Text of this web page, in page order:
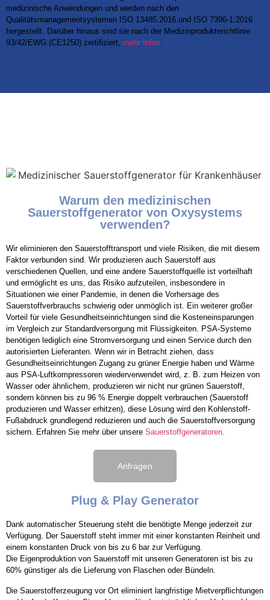
medizinische Anwendungen und werden nach den
Qualitätsmanagementsystemen ISO 13485:2016 und ISO 7396-1:2016
hergestellt. Darüber hinaus sind sie nach der Medizinprodukterichtlinie
93/42/EWG (CE1250) zertifiziert, mehr Infos
Warum den medizinischen
Sauerstoffgenerator von Oxysystems
verwenden?
Wir eliminieren den Sauerstofftransport und viele Risiken, die mit diesem
Faktor verbunden sind. Wir produzieren auch Sauerstoff aus
verschiedenen Quellen, und eine andere Sauerstoffquelle ist vorteilhaft
und ermöglicht es uns, das Risiko aufzuteilen, insbesondere in
Situationen wie einer Pandemie, in denen die Vorhersage des
Sauerstoffverbrauchs schwierig oder unmöglich ist. Ein weiterer großer
Vorteil für viele Gesundheitseinrichtungen sind die Kosteneinsparungen
im Vergleich zur Standardversorgung mit Flüssigkeiten. PSA-Systeme
benötigen lediglich eine Stromversorgung und einen Service durch den
autorisierten Lieferanten. Wenn wir in Betracht ziehen, dass
Gesundheitseinrichtungen Zugang zu grüner Energie haben und Wärme
aus PSA-Luftkompressoren wiederverwendet wird, z. B. zum Heizen von
Wasser oder ähnlichem, produzieren wir nicht nur grünen Sauerstoff,
sondern können bis zu 96 % Energie doppelt verbrauchen (Sauerstoff
produzieren und Wasser erhitzen), diese Lösung wird den Kohlenstoff-
Fußabdruck grundlegend reduzieren und auch die Sauerstoffversorgung
sichern. Erfahren Sie mehr über unsere Sauerstoffgeneratoren.
Anfragen
Plug & Play Generator
Dank automatischer Steuerung steht die benötigte Menge jederzeit zur
Verfügung. Der Sauerstoff steht immer mit einer konstanten Reinheit und
einem konstanten Druck von bis zu 6 bar zur Verfügung.
Die Eigenproduktion von Sauerstoff mit unseren Generatoren ist bis zu
60% günstiger als die Lieferung von Flaschen oder Bündeln.
Die Sauerstofferzeugung vor Ort eliminiert langfristige Mietverpflichtungen